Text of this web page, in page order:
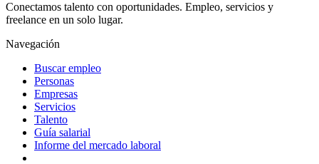
Conectamos talento con oportunidades. Empleo, servicios y
freelance en un solo lugar.
Navegación
Buscar empleo
Personas
Empresas
Servicios
Talento
Guía salarial
Informe del mercado laboral